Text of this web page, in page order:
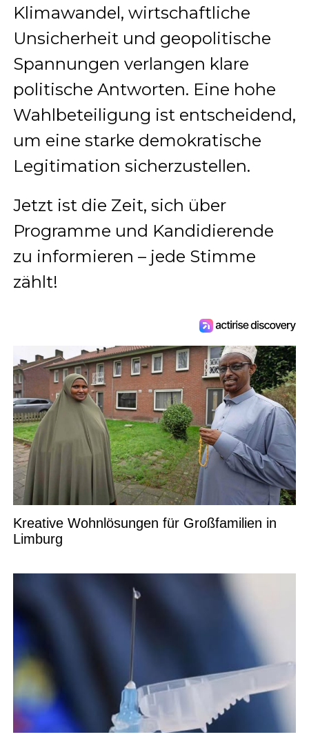
Klimawandel, wirtschaftliche
Unsicherheit und geopolitische
Spannungen verlangen klare
politische Antworten. Eine hohe
Wahlbeteiligung ist entscheidend,
um eine starke demokratische
Legitimation sicherzustellen.
Jetzt ist die Zeit, sich über
Programme und Kandidierende
zu informieren – jede Stimme
zählt!
Kreative Wohnlösungen für Großfamilien in
Limburg